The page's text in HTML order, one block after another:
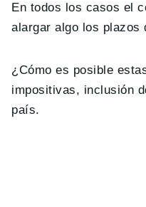
En todos los casos el
alargar algo los plazos
¿Cómo es posible
impositivas, inclusión
país.